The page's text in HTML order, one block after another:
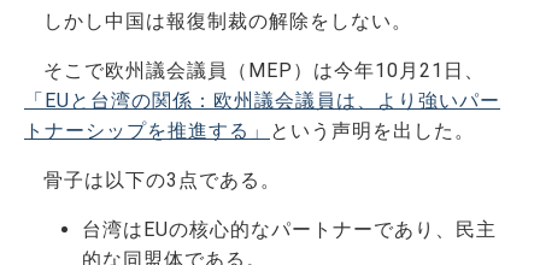
しかし中国は報復制裁の解除をしない。
そこで欧州議会議員（MEP）は今年10月21日、
「EUと台湾の関係：欧州議会議員は、より強いパー
トナーシップを推進する」
という声明を出した。
骨子は以下の3点である。
台湾はEUの核心的なパートナーであり、民主
的な同盟体である。